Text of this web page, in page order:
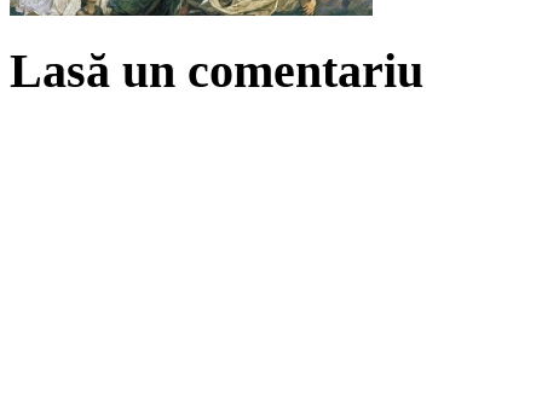
Lasă un comentariu